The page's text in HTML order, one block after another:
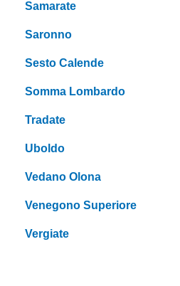
Samarate
Saronno
Sesto Calende
Somma Lombardo
Tradate
Uboldo
Vedano Olona
Venegono Superiore
Vergiate